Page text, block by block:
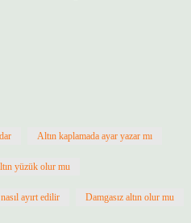
Altın kaplamada ayar yazar mı
yüzük olur mu
ayırt edilir Damgasız altın olur mu